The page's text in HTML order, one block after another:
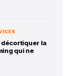
décortiquer la
qui ne